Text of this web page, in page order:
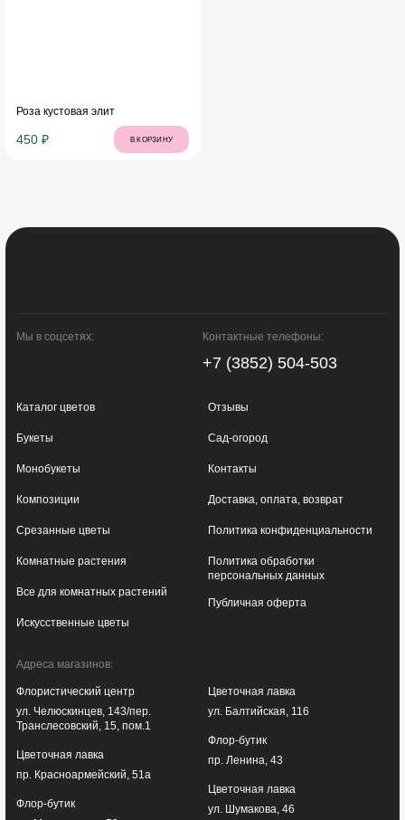
Роза кустовая элит
450 ₽ В КОРЗИНУ
Каталог цветов
Букеты
Монобукеты
Композиции
Срезанные цветы
Комнатные растения
Все для комнатных растений
Искусственные цветы
Отзывы
Сад-огород
Контакты
Доставка, оплата, возврат
Политика конфиденциальности
Политика обработки
персональных данных
Публичная оферта
Адреса магазинов:
Флористический центр
ул. Челюскинцев, 143/пер.
Транслесовский, 15, пом.1
Цветочная лавка
пр. Красноармейский, 51а
Флор-бутик
Цветочная лавка
ул. Балтийская, 116
Флор-бутик
пр. Ленина, 43
Цветочная лавка
ул. Шумакова, 46
Мы в соцсетях: Контактные телефоны:
+7 (3852) 504-503